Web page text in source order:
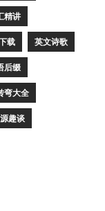
精讲
载 英文诗歌
后缀
弯大全
趣谈